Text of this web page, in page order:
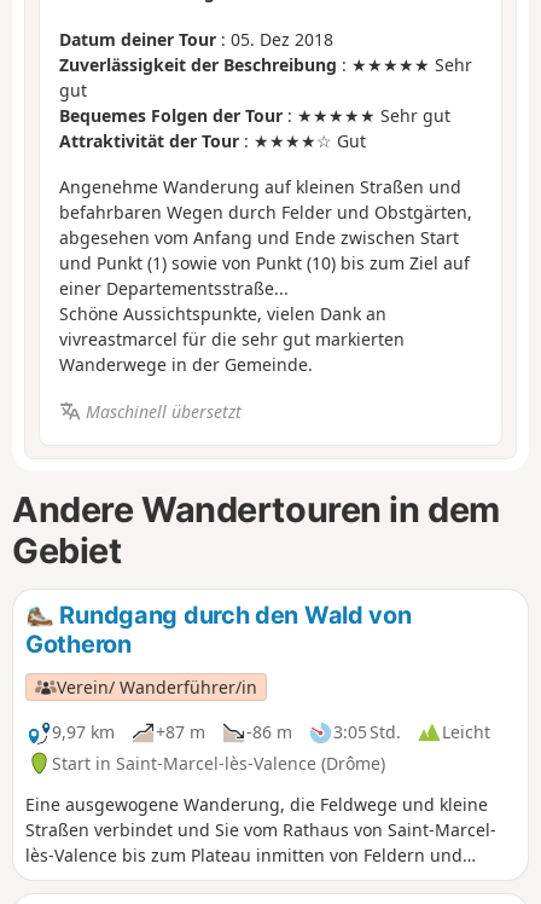
Datum deiner Tour : 05. Dez 2018
Zuverlässigkeit der Beschreibung : ★★★★★ Sehr
gut
Bequemes Folgen der Tour : ★★★★★ Sehr gut
Attraktivität der Tour : ★★★★☆ Gut
Angenehme Wanderung auf kleinen Straßen und
befahrbaren Wegen durch Felder und Obstgärten,
abgesehen vom Anfang und Ende zwischen Start
und Punkt (1) sowie von Punkt (10) bis zum Ziel auf
einer Departementsstraße...
Schöne Aussichtspunkte, vielen Dank an
vivreastmarcel für die sehr gut markierten
Wanderwege in der Gemeinde.
Maschinell übersetzt
Andere Wandertouren in dem
Gebiet
Rundgang durch den Wald von
Gotheron
Verein/ Wanderführer/in
9,97 km
+87 m -86 m 3:05 Std.
Leicht
Start in Saint-Marcel-lès-Valence (Drôme)
Eine ausgewogene Wanderung, die Feldwege und kleine
Straßen verbindet und Sie vom Rathaus von Saint-Marcel-
lès-Valence bis zum Plateau inmitten von Feldern und
Obstbäumen rund um das INRA-Gelände von Gotheron